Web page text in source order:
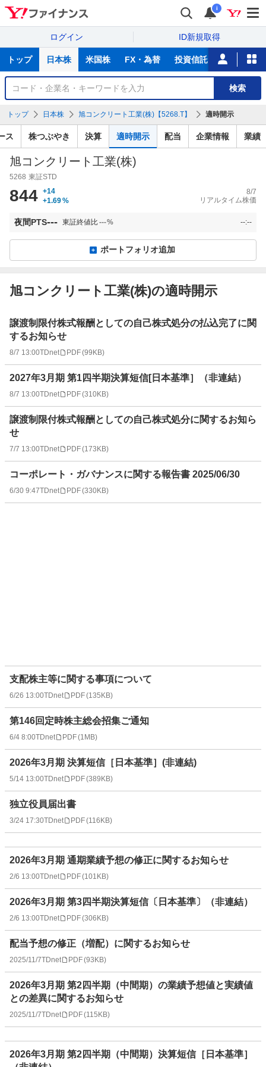
i
ログイン ID新規取得
サ
トップ 日本株 米国株 FX・為替 投資信託 ニュース
銘
検
索
検索
トップ 日本株 旭コンクリート工業(株)【5268.T】 適時開示
ス 株つぶやき 決算 適時開示 配当 企業情報 業績
旭コンクリート工業(株)
5268 東証STD
844 +14
+1.69%
8/7
リアルタイム株価
夜間PTS--- 東証終値比---% --:--
ポートフォリオ追加
旭コンクリート工業(株)の適時開示
情
覧
譲渡制限付株式報酬としての自己株式処分の払込完了に関
するお知らせ
8/7 13:00TDnet PDF(99KB)
2027年3月期 第1四半期決算短信[日本基準］（非連結）
8/7 13:00TDnet PDF(310KB)
譲渡制限付株式報酬としての自己株式処分に関するお知ら
せ
7/7 13:00TDnet PDF(173KB)
コーポレート・ガバナンスに関する報告書 2025/06/30
6/30 9:47TDnet PDF(330KB)
支配株主等に関する事項について
6/26 13:00TDnet PDF(135KB)
第146回定時株主総会招集ご通知
6/4 8:00TDnet PDF(1MB)
2026年3月期 決算短信［日本基準］(非連結)
5/14 13:00TDnet PDF(389KB)
独立役員届出書
3/24 17:30TDnet PDF(116KB)
2026年3月期 通期業績予想の修正に関するお知らせ
2/6 13:00TDnet PDF(101KB)
2026年3月期 第3四半期決算短信〔日本基準〕（非連結）
2/6 13:00TDnet PDF(306KB)
配当予想の修正（増配）に関するお知らせ
2025/11/7TDnet PDF(93KB)
2026年3月期 第2四半期（中間期）の業績予想値と実績値
との差異に関するお知らせ
2025/11/7TDnet PDF(115KB)
2026年3月期 第2四半期（中間期）決算短信［日本基準］